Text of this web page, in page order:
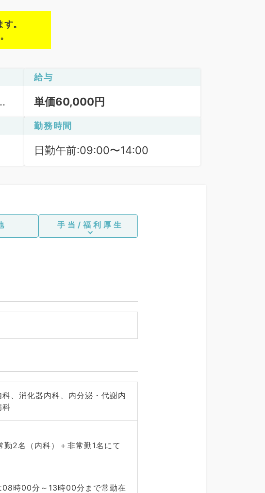
。
給与
単価60,000円
勤務時間
日勤午前:09:00〜14:00
手当/福利厚生
、消化器内科、内分泌・代謝内
科
2名（内科）＋非常勤1名にて
08時00分～13時00分まで常勤在